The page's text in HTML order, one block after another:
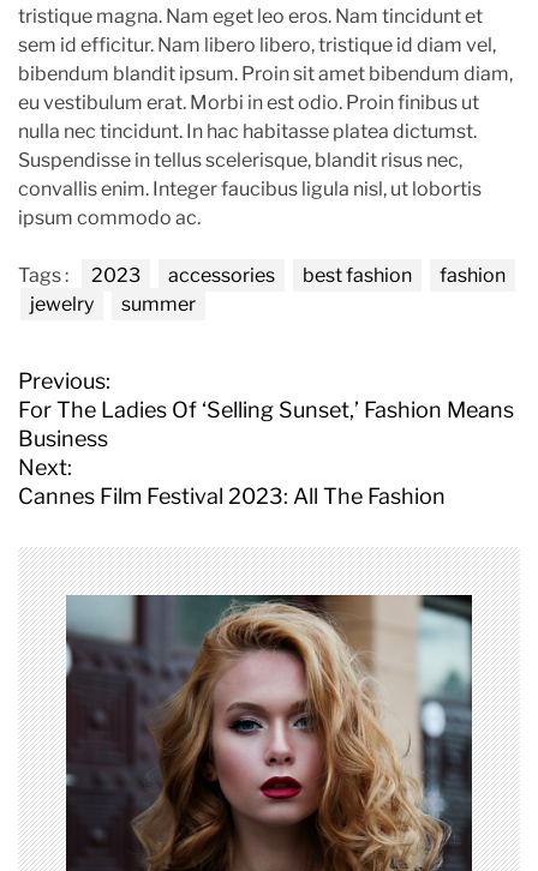
tristique magna. Nam eget leo eros. Nam tincidunt et
sem id efficitur. Nam libero libero, tristique id diam vel,
bibendum blandit ipsum. Proin sit amet bibendum diam,
eu vestibulum erat. Morbi in est odio. Proin finibus ut
nulla nec tincidunt. In hac habitasse platea dictumst.
Suspendisse in tellus scelerisque, blandit risus nec,
convallis enim. Integer faucibus ligula nisl, ut lobortis
ipsum commodo ac.
Tags : 2023 accessories best fashion
fashion
jewelry
summer
P
o
s
t
n
v
i
g
a
t
i
o
n
Previous:
For The Ladies Of ‘Selling Sunset,’ Fashion Means
Business
Next:
Cannes Film Festival 2023: All The Fashion